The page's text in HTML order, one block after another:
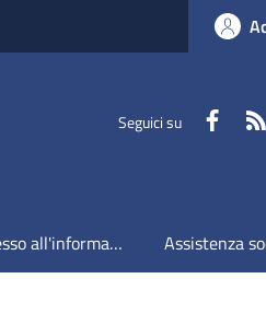
Seguici su
Accesso all'informazione Assistenza